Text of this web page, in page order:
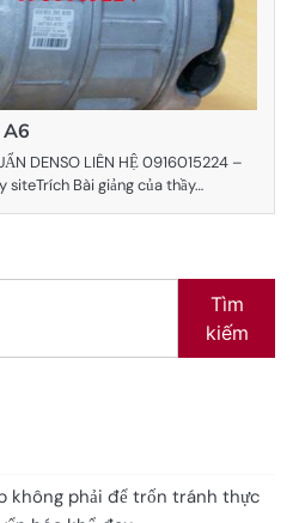
A6
DENSO LIÊN HỆ 0916015224 –
Bài giảng của thầy…
Tìm
kiếm
không phải để trốn tránh thực